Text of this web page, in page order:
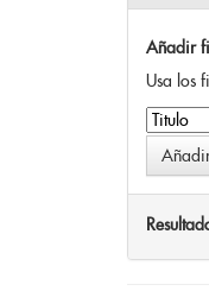
Añadir
Usa los